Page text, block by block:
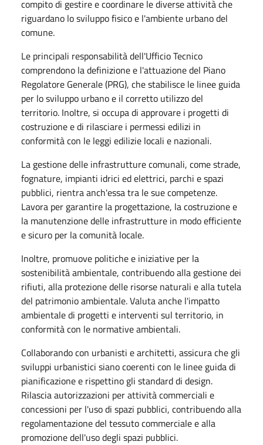
compito di gestire e coordinare le diverse attività che
riguardano lo sviluppo fisico e l'ambiente urbano del
comune.
Le principali responsabilità dell'Ufficio Tecnico
comprendono la definizione e l'attuazione del Piano
Regolatore Generale (PRG), che stabilisce le linee guida
per lo sviluppo urbano e il corretto utilizzo del
territorio. Inoltre, si occupa di approvare i progetti di
costruzione e di rilasciare i permessi edilizi in
conformità con le leggi edilizie locali e nazionali.
La gestione delle infrastrutture comunali, come strade,
fognature, impianti idrici ed elettrici, parchi e spazi
pubblici, rientra anch'essa tra le sue competenze.
Lavora per garantire la progettazione, la costruzione e
la manutenzione delle infrastrutture in modo efficiente
e sicuro per la comunità locale.
Inoltre, promuove politiche e iniziative per la
sostenibilità ambientale, contribuendo alla gestione dei
rifiuti, alla protezione delle risorse naturali e alla tutela
del patrimonio ambientale. Valuta anche l'impatto
ambientale di progetti e interventi sul territorio, in
conformità con le normative ambientali.
Collaborando con urbanisti e architetti, assicura che gli
sviluppi urbanistici siano coerenti con le linee guida di
pianificazione e rispettino gli standard di design.
Rilascia autorizzazioni per attività commerciali e
concessioni per l'uso di spazi pubblici, contribuendo alla
regolamentazione del tessuto commerciale e alla
promozione dell'uso degli spazi pubblici.